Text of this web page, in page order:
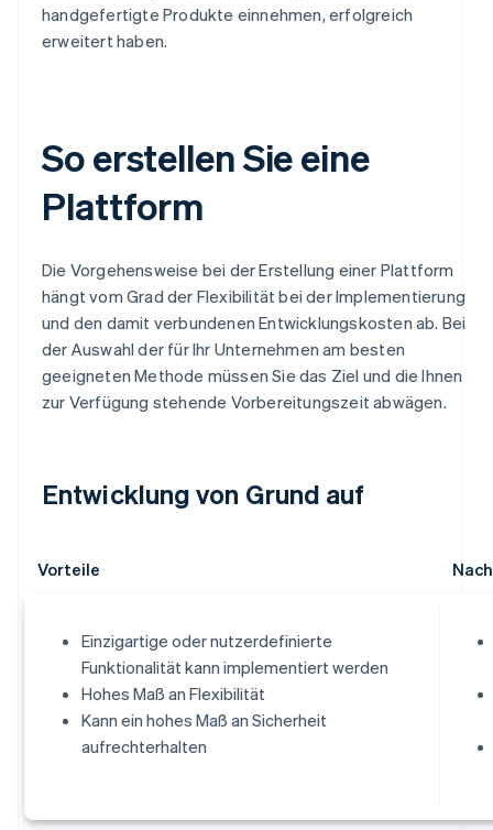
handgefertigte Produkte einnehmen, erfolgreich
erweitert haben.
So erstellen Sie eine
Plattform
Die Vorgehensweise bei der Erstellung einer Plattform
hängt vom Grad der Flexibilität bei der Implementierung
und den damit verbundenen Entwicklungskosten ab. Bei
der Auswahl der für Ihr Unternehmen am besten
geeigneten Methode müssen Sie das Ziel und die Ihnen
zur Verfügung stehende Vorbereitungszeit abwägen.
Entwicklung von Grund auf
Vorteile
Einzigartige oder nutzerdefinierte
Funktionalität kann implementiert werden
Hohes Maß an Flexibilität
Kann ein hohes Maß an Sicherheit
aufrechterhalten